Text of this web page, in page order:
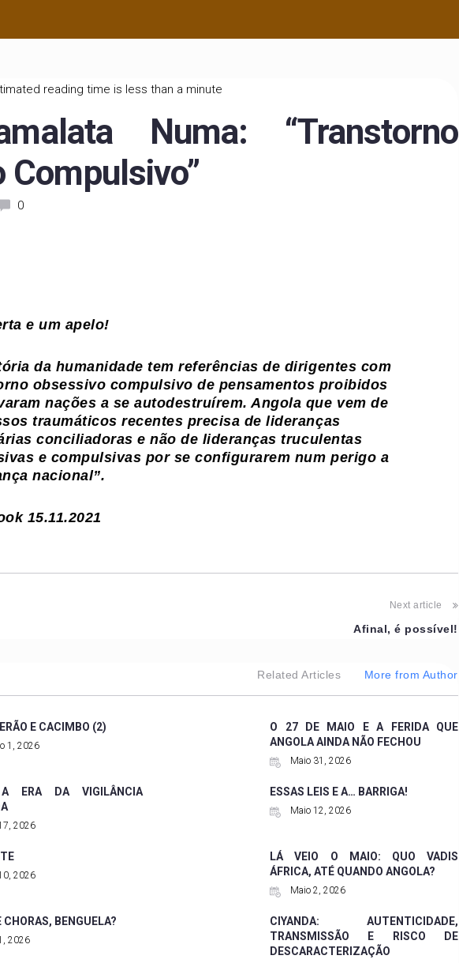
reading time is less than a minute
Numa: “Transtorno
Compulsivo”
0
e um apelo!
da humanidade tem referências de dirigentes com
obsessivo compulsivo de pensamentos proibidos
nações a se autodestruírem. Angola que vem de
traumáticos recentes precisa de lideranças
conciliadoras e não de lideranças truculentas
e compulsivas por se configurarem num perigo a
nacional”.
15.11.2021
Next article
Afinal, é possível!
Related Articles More from Author
E CACIMBO (2)
1, 2026
O 27 DE MAIO E A FERIDA QUE
ANGOLA AINDA NÃO FECHOU
Maio 31, 2026
ERA DA VIGILÂNCIA
2026
ESSAS LEIS E A… BARRIGA!
Maio 12, 2026
2026
LÁ VEIO O MAIO: QUO VADIS
ÁFRICA, ATÉ QUANDO ANGOLA?
Maio 2, 2026
CHORAS, BENGUELA?
2026
CIYANDA: AUTENTICIDADE,
TRANSMISSÃO E RISCO DE
DESCARACTERIZAÇÃO